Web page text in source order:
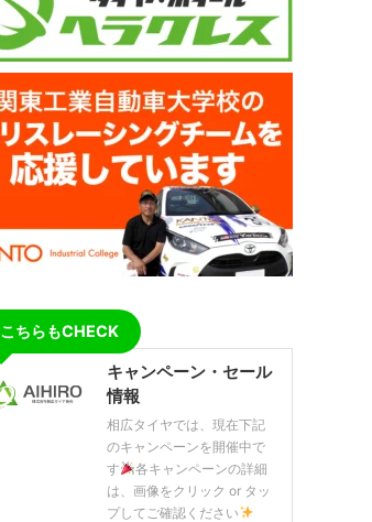
こちらもCHECK
キャンペーン・セール
情報
相広タイヤでは、現在下記
のキャンペーンを開催中で
す
各キャンペーンの詳細
は、画像をクリック or タッ
プしてご確認ください